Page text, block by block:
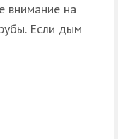
внимание на
Если дым